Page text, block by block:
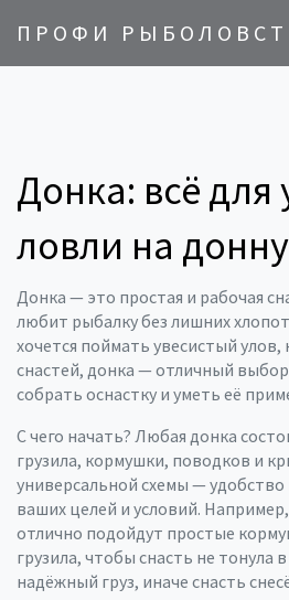
ПРОФИ
Донка: всё
ловли на
Донка — это простая и рабочая
любит рыбалку без лишних
хочется поймать увесистый улов,
снастей, донка — отличный
собрать оснастку и уметь её
С чего начать? Любая донка
грузила, кормушки, поводков и
универсальной схемы — удобство
ваших целей и условий.
отлично подойдут простые
грузила, чтобы снасть не тонула
надёжный груз, иначе снасть